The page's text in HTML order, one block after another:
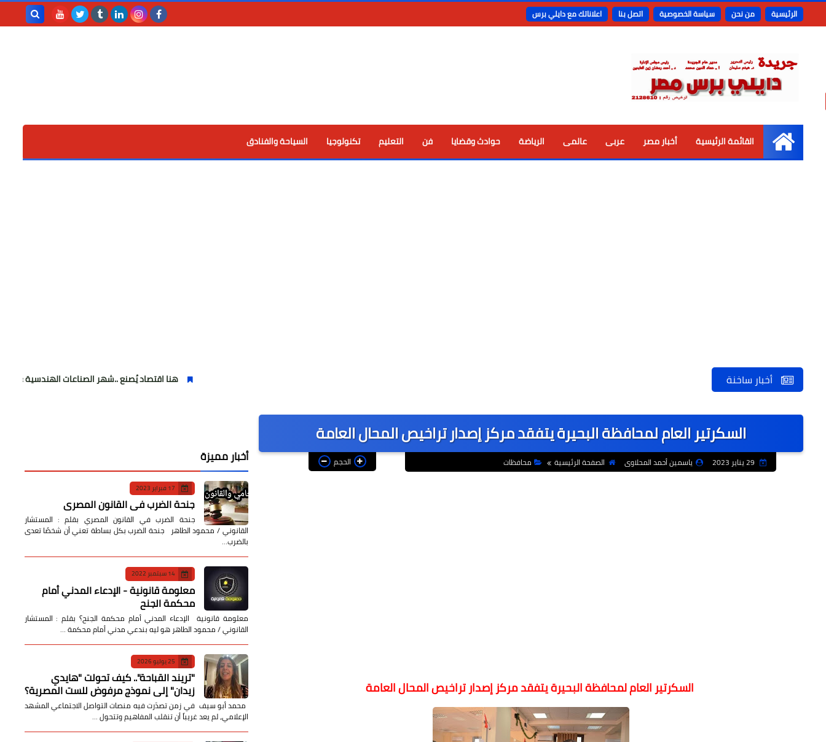
الرئيسية من نحن سياسة الخصوصية اتصل بنا اعلاناتك مع دايلي برس
الرئيسية
القائمة الرئيسية أخبار مصر عربى عالمى الرياضة حوادث وقضايا فن التعليم تكنولوجيا السياحة والفنادق
أخبار ساخنة هنا اقتصاد يُصنع ..شهر الصناعات الهندسية : حيث تتحول الفكرة
السكرتير العام لمحافظة البحيرة يتفقد مركز إصدار تراخيص المحال العامة
ياسمين أحمد المحلاوى الصفحة الرئيسية محافظات الحجم
السكرتير العام لمحافظة البحيرة يتفقد مركز إصدار تراخيص المحال العامة
أخبار مميزة
17 فبراير 2023
جنحة الضرب في القانون المصري
جنحة الضرب في القانون المصري بقلم : المستشار
القانوني / محمود الطاهر جنحة الضرب بكل بساطة تعني أن شخصًا تعدى
بالضرب…
14 سبتمبر 2022
معلومة قانونية - الإدعاء المدني أمام
محكمة الجنح
معلومة قانونية الإدعاء المدني أمام محكمة الجنح؟ بقلم : المستشار
القانوني / محمود الطاهر هو ليه بندعي مدني أمام محكمة …
25 يوليو 2026
​"تريند القباحة".. كيف تحولت "هايدي
زيدان" إلى نموذج مرفوض للست المصرية؟
​ محمد أبو سيف ​في زمن تصدّرت فيه منصات التواصل الاجتماعي المشهد
الإعلامي، لم يعد غريباً أن تنقلب المفاهيم وتتحول …